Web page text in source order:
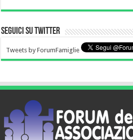
Seguici su Twitter
Tweets by ForumFamiglie